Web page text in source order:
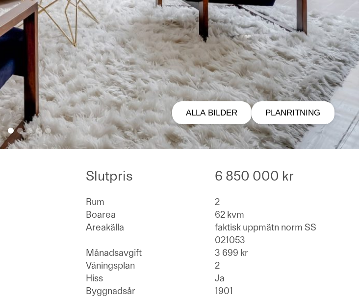
ALLA BILDER PLANRITNING
Slutpris 6 850 000 kr
Rum
2
Boarea
62 kvm
Areakälla
faktisk uppmätn norm SS
021053
Månadsavgift
3 699 kr
Våningsplan
2
Hiss
Ja
Byggnadsår
1901